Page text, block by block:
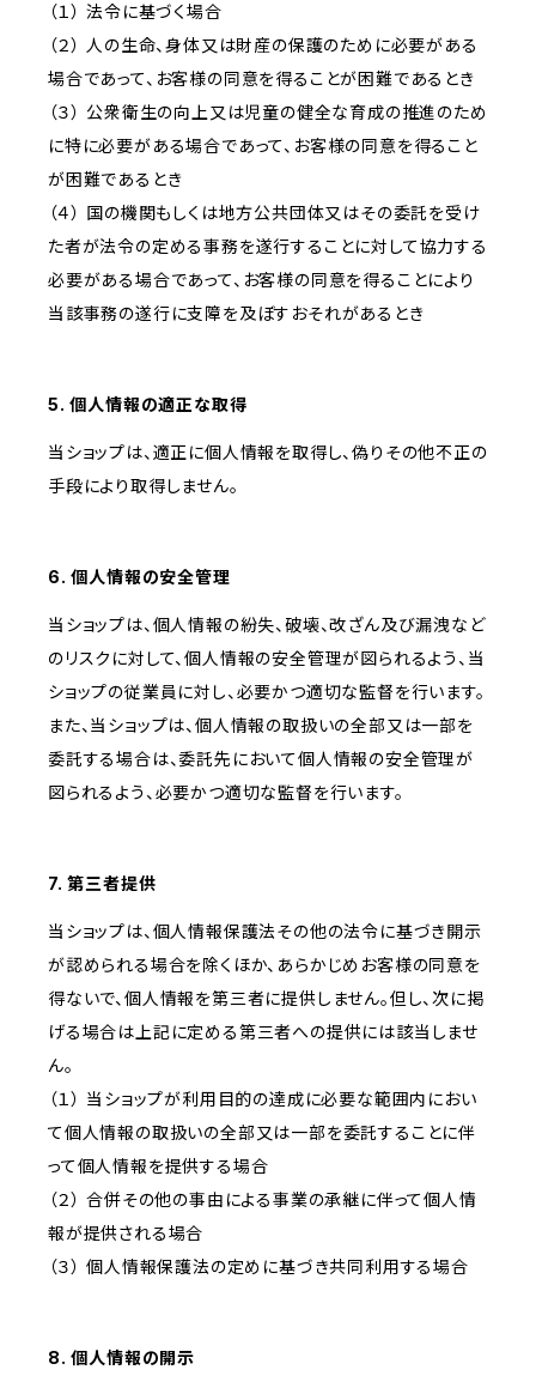
（１） 法令に基づく場合
（２） 人の生命、身体又は財産の保護のために必要がある
場合であって、お客様の同意を得ることが困難であるとき
（３） 公衆衛生の向上又は児童の健全な育成の推進のため
に特に必要がある場合であって、お客様の同意を得ること
が困難であるとき
（４） 国の機関もしくは地方公共団体又はその委託を受け
た者が法令の定める事務を遂行することに対して協力する
必要がある場合であって、お客様の同意を得ることにより
当該事務の遂行に支障を及ぼすおそれがあるとき
5. 個人情報の適正な取得
当ショップは、適正に個人情報を取得し、偽りその他不正の
手段により取得しません。
6. 個人情報の安全管理
当ショップは、個人情報の紛失、破壊、改ざん及び漏洩など
のリスクに対して、個人情報の安全管理が図られるよう、当
ショップの従業員に対し、必要かつ適切な監督を行います。
また、当ショップは、個人情報の取扱いの全部又は一部を
委託する場合は、委託先において個人情報の安全管理が
図られるよう、必要かつ適切な監督を行います。
7. 第三者提供
当ショップは、個人情報保護法その他の法令に基づき開示
が認められる場合を除くほか、あらかじめお客様の同意を
得ないで、個人情報を第三者に提供しません。但し、次に掲
げる場合は上記に定める第三者への提供には該当しませ
ん。
（１） 当ショップが利用目的の達成に必要な範囲内におい
て個人情報の取扱いの全部又は一部を委託することに伴
って個人情報を提供する場合
（２） 合併その他の事由による事業の承継に伴って個人情
報が提供される場合
（３） 個人情報保護法の定めに基づき共同利用する場合
8. 個人情報の開示